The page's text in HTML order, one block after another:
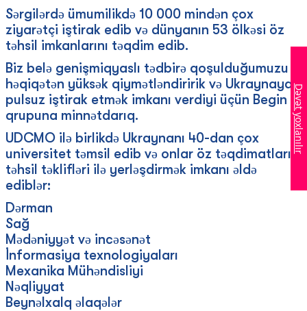
Sərgilərdə ümumilikdə 10 000 mindən çox
ziyarətçi iştirak edib və dünyanın 53 ölkəsi öz
təhsil imkanlarını təqdim edib.
Biz belə genişmiqyaslı tədbirə qoşulduğumuzu
həqiqətən yüksək qiymətləndiririk və Ukraynaya
pulsuz iştirak etmək imkanı verdiyi üçün Begin
qrupuna minnətdarıq.
UDCMO ilə birlikdə Ukraynanı 40-dan çox
universitet təmsil edib və onlar öz təqdimatlarını
təhsil təklifləri ilə yerləşdirmək imkanı əldə
ediblər:
Dərman
Sağ
Mədəniyyət və incəsənət
İnformasiya texnologiyaları
Mexanika Mühəndisliyi
Nəqliyyat
Beynəlxalq əlaqələr
Dəvət yoxlanılır